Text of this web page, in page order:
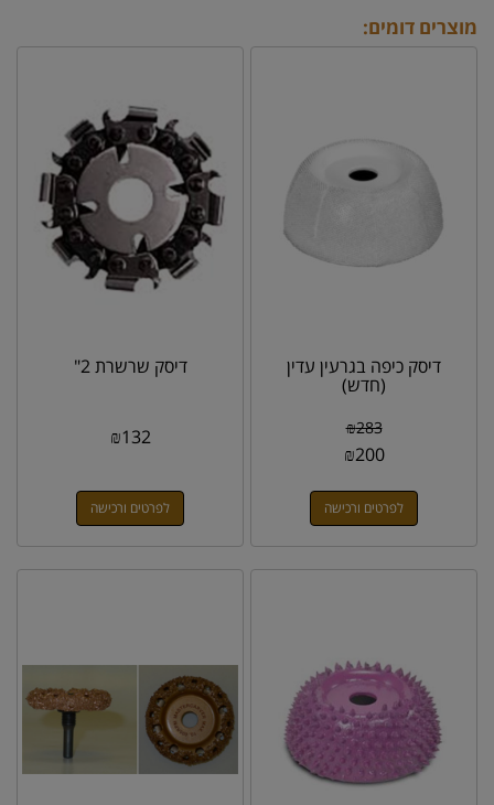
מוצרים דומים:
דיסק כיפה בגרעין עדין
(חדש)
₪283
₪200
לפרטים ורכישה
דיסק שרשרת 2"
₪132
לפרטים ורכישה